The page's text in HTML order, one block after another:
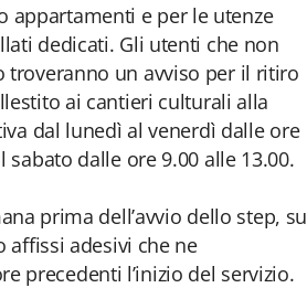
appartamenti e per le utenze
dedicati. Gli utenti che non
un avviso per il ritiro
ai cantieri culturali alla
dal lunedì al venerdì dalle ore
sabato dalle ore 9.00 alle 13.00.
prima dell’avvio dello step, su
adesivi che ne
precedenti l’inizio del servizio.